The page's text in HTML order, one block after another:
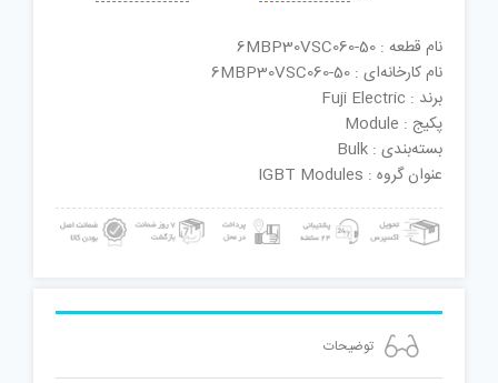
نام قطعه : 6MBP30VSC060-50
نام کارخانه‌ای : 6MBP30VSC060-50
برند : Fuji Electric
پکیج : Module
بسته‌بندی : Bulk
عنوان گروه : IGBT Modules
توضیحات